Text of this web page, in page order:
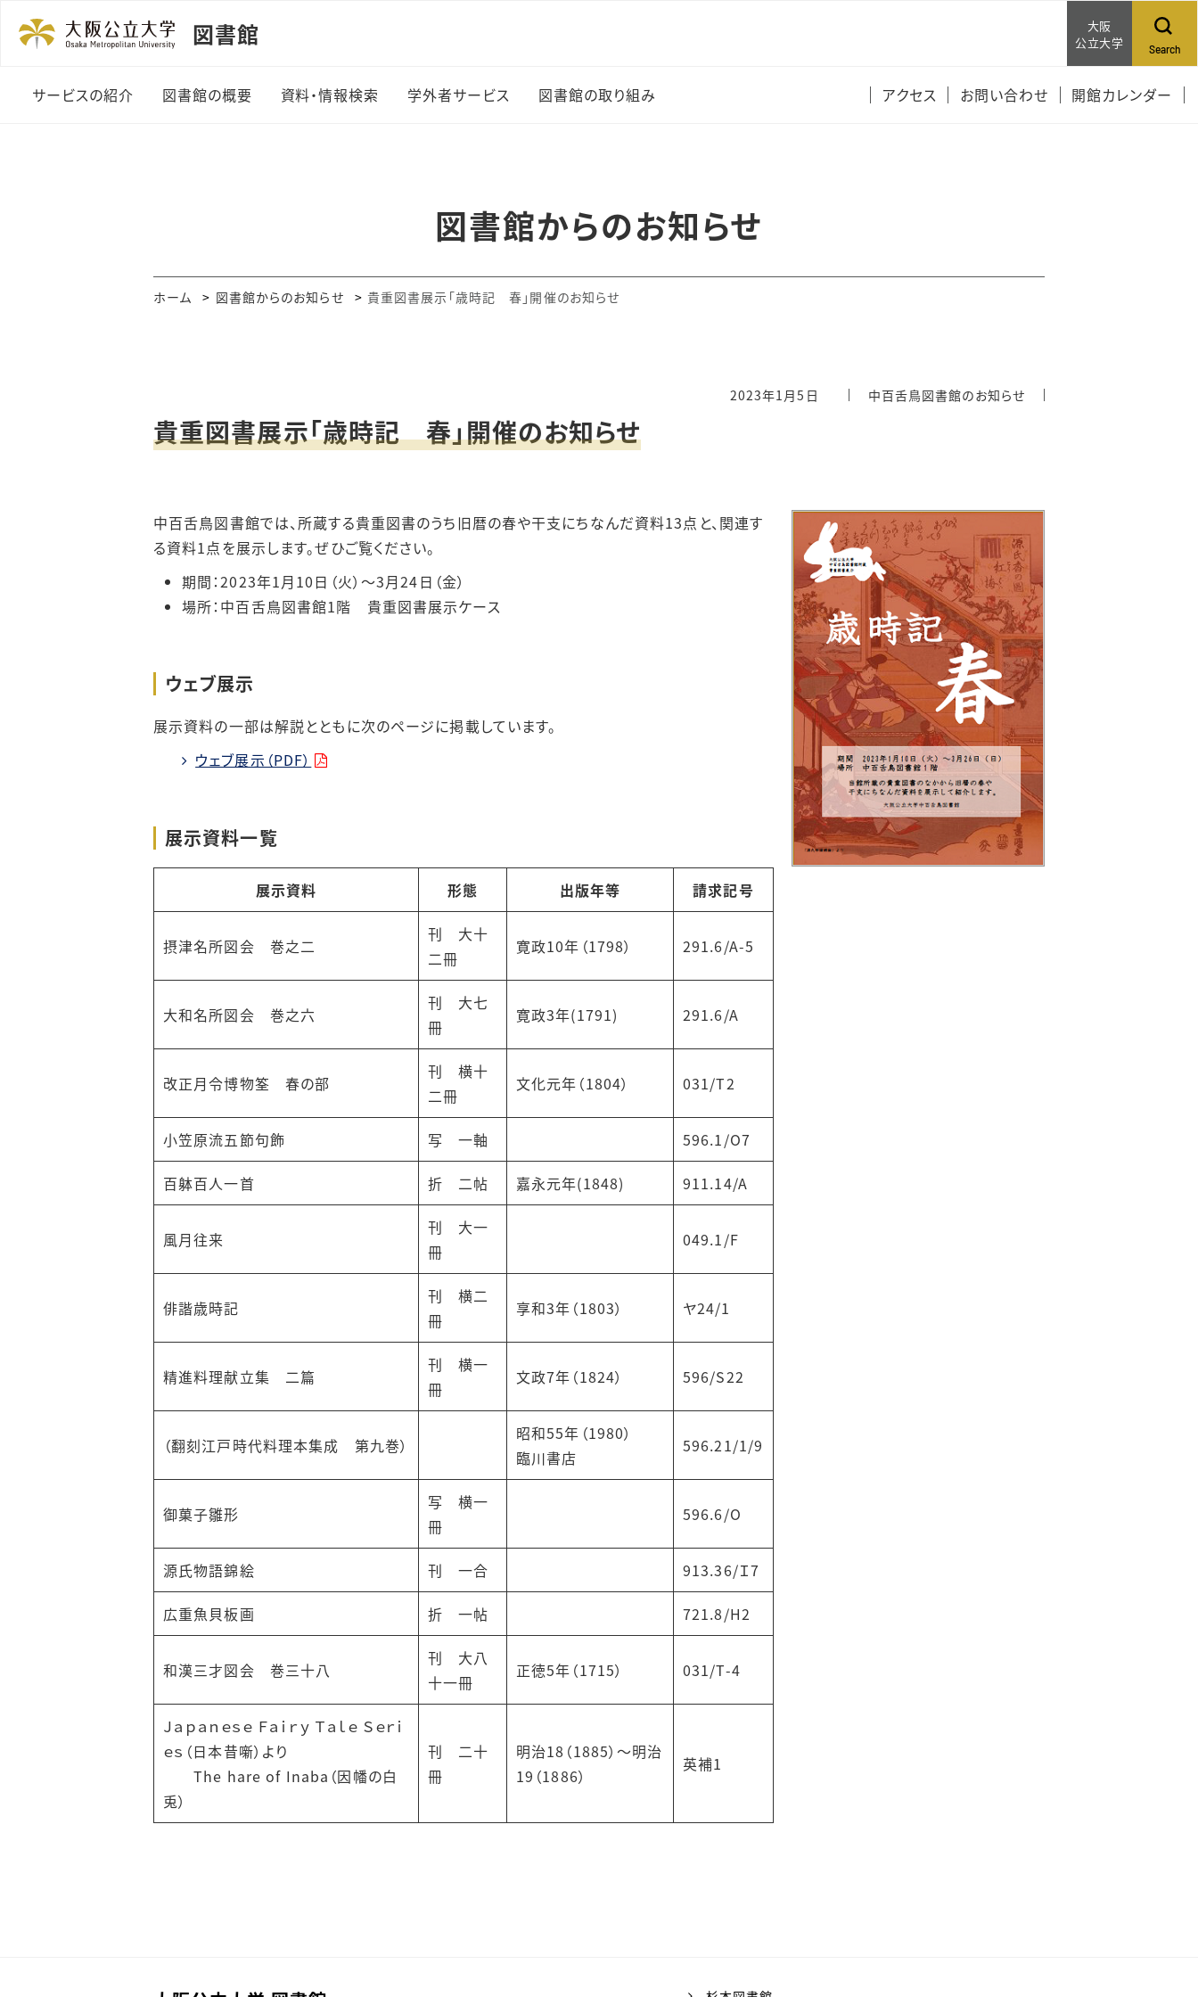
図書館
大阪
公立大学
Search
サービスの紹介
（初年次ゼミナール）
図書館の概要
沿革
資料・情報検索
OPAC・Web上でのサー
情報検索ポータル
電子ブック案内
機関リポジトリ
学外者サービス 図書館の取り組み
の本
アクセス お問い合わせ 開館カレンダー
図書館からのお知らせ
ホーム 図書館からのお知らせ 貴重図書展示「歳時記 春」開催のお知らせ
2023年1月5日 中百舌鳥図書館のお知らせ
貴重図書展示「歳時記 春」開催のお知らせ
中百舌鳥図書館では、所蔵する貴重図書のうち旧暦の春や干支にちなんだ資料13点と、関連す
る資料1点を展示します。ぜひご覧ください。
期間：2023年1月10日（火）～3月24日（金）
場所：中百舌鳥図書館1階 貴重図書展示ケース
ウェブ展示
展示資料の一部は解説とともに次のページに掲載しています。
ウェブ展示（PDF）
展示資料一覧
展示資料 形態 出版年等 請求記号
摂津名所図会 巻之二
刊 大十
二冊
寛政10年（1798） 291.6/A-5
大和名所図会 巻之六
刊 大七
冊
寛政3年(1791) 291.6/A
改正月令博物筌 春の部
刊 横十
二冊
文化元年（1804） 031/T2
小笠原流五節句飾 写 一軸 596.1/O7
百躰百人一首 折 二帖 嘉永元年(1848) 911.14/A
風月往来
刊 大一
冊
049.1/F
俳諧歳時記
刊 横二
冊
享和3年（1803） ヤ24/1
精進料理献立集 二篇
刊 横一
冊
文政7年（1824） 596/S22
（翻刻江戸時代料理本集成 第九巻）
昭和55年（1980）
臨川書店
596.21/1/9
御菓子雛形
写 横一
冊
596.6/O
源氏物語錦絵 刊 一合 913.36/Ｉ7
広重魚貝板画 折 一帖 721.8/H2
和漢三才図会 巻三十八
刊 大八
十一冊
正徳5年（1715） 031/T-4
Ｊａｐａｎｅｓｅ Ｆａｉｒｙ Ｔａｌｅ Ｓｅｒｉ
ｅｓ（日本昔噺）より
The hare of Inaba（因幡の白
兎）
刊 二十
冊
明治18（1885）～明治
19（1886）
英補1